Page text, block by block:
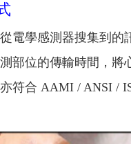
電學感測器搜集到的
部位的傳輸時間，將
符合 AAMI / ANSI /